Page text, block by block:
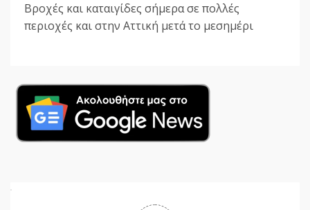
Βροχές και καταιγίδες σήμερα σε πολλές
περιοχές και στην Αττική μετά το μεσημέρι